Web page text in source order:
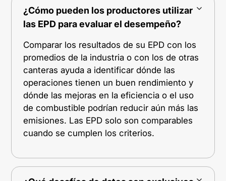
¿Cómo pueden los productores utilizar
las EPD para evaluar el desempeño?
Comparar los resultados de su EPD con los
promedios de la industria o con los de otras
canteras ayuda a identificar dónde las
operaciones tienen un buen rendimiento y
dónde las mejoras en la eficiencia o el uso
de combustible podrían reducir aún más las
emisiones. Las EPD solo son comparables
cuando se cumplen los criterios.